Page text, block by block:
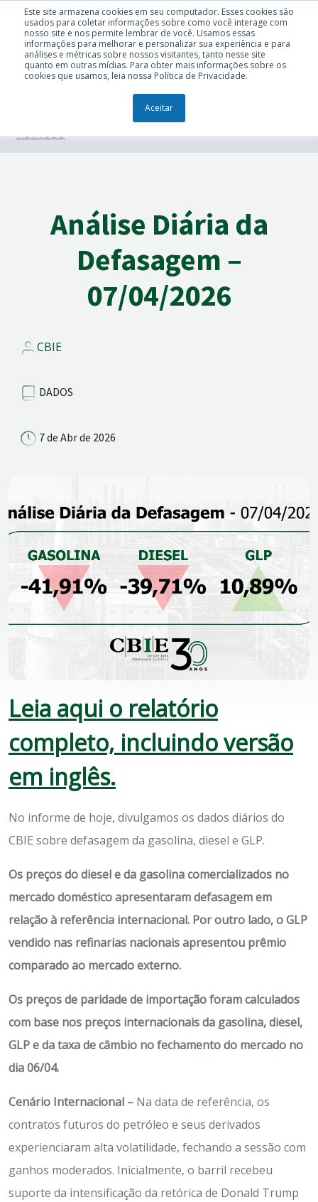
Este site armazena cookies em seu computador. Esses cookies são
usados para coletar informações sobre como você interage com
nosso site e nos permite lembrar de você. Usamos essas
informações para melhorar e personalizar sua experiência e para
análises e métricas sobre nossos visitantes, tanto nesse site
quanto em outras mídias. Para obter mais informações sobre os
cookies que usamos, leia nossa Política de Privacidade.
Aceitar
TÓPICOS
Análise Diária da
Defasagem –
07/04/2026
CBIE
DADOS
7 de Abr de 2026
Leia aqui o relatório
completo, incluindo versão
em inglês.
No informe de hoje, divulgamos os dados diários do
CBIE sobre defasagem da gasolina, diesel e GLP.
Os preços do diesel e da gasolina comercializados no
mercado doméstico apresentaram defasagem em
relação à referência internacional. Por outro lado, o GLP
vendido nas refinarias nacionais apresentou prêmio
comparado ao mercado externo.
Os preços de paridade de importação foram calculados
com base nos preços internacionais da gasolina, diesel,
GLP e da taxa de câmbio no fechamento do mercado no
dia 06/04.
Cenário Internacional – Na data de referência, os
contratos futuros do petróleo e seus derivados
experienciaram alta volatilidade, fechando a sessão com
ganhos moderados. Inicialmente, o barril recebeu
suporte da intensificação da retórica de Donald Trump